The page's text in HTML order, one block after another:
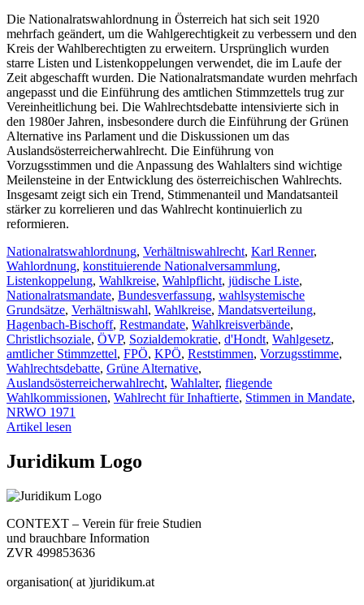
Die Nationalratswahlordnung in Österreich hat sich seit 1920
mehrfach geändert, um die Wahlgerechtigkeit zu verbessern und den
Kreis der Wahlberechtigten zu erweitern. Ursprünglich wurden
starre Listen und Listenkoppelungen verwendet, die im Laufe der
Zeit abgeschafft wurden. Die Nationalratsmandate wurden mehrfach
angepasst und die Einführung des amtlichen Stimmzettels trug zur
Vereinheitlichung bei. Die Wahlrechtsdebatte intensivierte sich in
den 1980er Jahren, insbesondere durch die Einführung der Grünen
Alternative ins Parlament und die Diskussionen um das
Auslandsösterreicherwahlrecht. Die Einführung von
Vorzugsstimmen und die Anpassung des Wahlalters sind wichtige
Meilensteine in der Entwicklung des österreichischen Wahlrechts.
Insgesamt zeigt sich ein Trend, Stimmenanteil und Mandatsanteil
stärker zu korrelieren und das Wahlrecht kontinuierlich zu
reformieren.
Nationalratswahlordnung, Verhältniswahlrecht, Karl Renner,
Wahlordnung, konstituierende Nationalversammlung,
Listenkoppelung, Wahlkreise, Wahlpflicht, jüdische Liste,
Nationalratsmandate, Bundesverfassung, wahlsystemische
Grundsätze, Verhältniswahl, Wahlkreise, Mandatsverteilung,
Hagenbach-Bischoff, Restmandate, Wahlkreisverbände,
Christlichsoziale, ÖVP, Sozialdemokratie, d'Hondt, Wahlgesetz,
amtlicher Stimmzettel, FPÖ, KPÖ, Reststimmen, Vorzugsstimme,
Wahlrechtsdebatte, Grüne Alternative,
Auslandsösterreicherwahlrecht, Wahlalter, fliegende
Wahlkommissionen, Wahlrecht für Inhaftierte, Stimmen in Mandate,
NRWO 1971
Artikel lesen
Juridikum Logo
CONTEXT – Verein für freie Studien
und brauchbare Information
ZVR 499853636
organisation( at )juridikum.at